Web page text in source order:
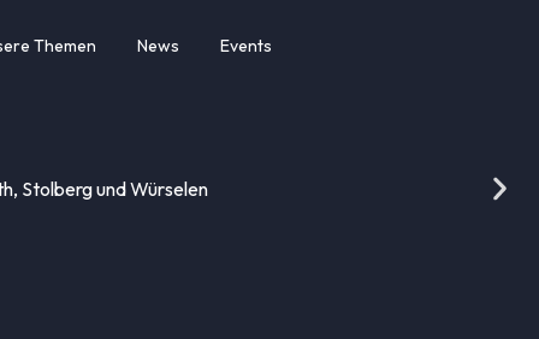
Themen News Events
Stolberg und Würselen